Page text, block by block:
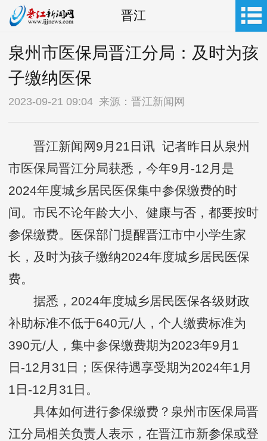
晋江
泉州市医保局晋江分局：及时为孩
子缴纳医保
2023-09-21 09:04 来源：晋江新闻网
晋江新闻网9月21日讯 记者昨日从泉州
市医保局晋江分局获悉，今年9月-12月是
2024年度城乡居民医保集中参保缴费的时
间。市民不论年龄大小、健康与否，都要按时
参保缴费。医保部门提醒晋江市中小学生家
长，及时为孩子缴纳2024年度城乡居民医保
费。
据悉，2024年度城乡居民医保各级财政
补助标准不低于640元/人，个人缴费标准为
390元/人，集中参保缴费期为2023年9月1
日-12月31日；医保待遇享受期为2024年1月
1日-12月31日。
具体如何进行参保缴费？泉州市医保局晋
江分局相关负责人表示，在晋江市新参保或登